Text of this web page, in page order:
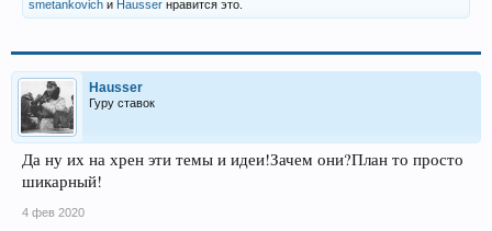
smetankovich и Hausser нравится это.
Hausser
Гуру ставок
Да ну их на хрен эти темы и идеи!Зачем они?План то просто
шикарный!
4 фев 2020